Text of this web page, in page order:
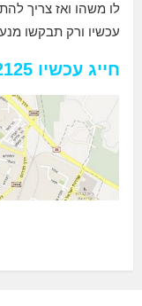
לו משהו ואז צריך
עכשיו ורק תבקשו
חייג עכשיו 053-277-2125